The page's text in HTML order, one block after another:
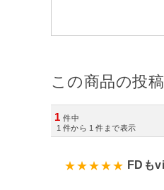
この商品の投
1 件中
1 件から 1 件まで表示
FDも